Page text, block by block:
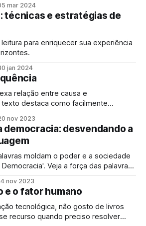
mar 2024
técnicas e estratégias de
para enriquecer sua experiência
jan 2024
relação entre causa e
destaca como facilmente
discernir a realidade.
nov 2023
democracia: desvendando a
moldam o poder e a sociedade
Veja a força das palavras
crítica de escolher palavras com
em meio à desinformação e
nov 2023
e o fator humano
tecnológica, não gosto de livros
recurso quando preciso resolver